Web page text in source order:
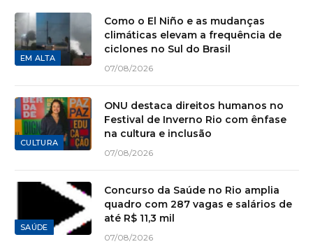
EM ALTA
Como o El Niño e as mudanças
climáticas elevam a frequência de
ciclones no Sul do Brasil
07/08/2026
CULTURA
ONU destaca direitos humanos no
Festival de Inverno Rio com ênfase
na cultura e inclusão
07/08/2026
SAÚDE
Concurso da Saúde no Rio amplia
quadro com 287 vagas e salários de
até R$ 11,3 mil
07/08/2026